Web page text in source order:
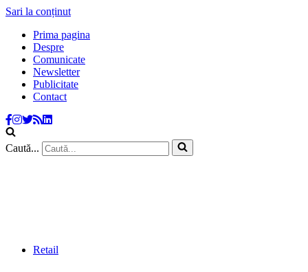
Sari la conținut
Prima pagina
Despre
Comunicate
Newsletter
Publicitate
Contact
Caută...
Retail